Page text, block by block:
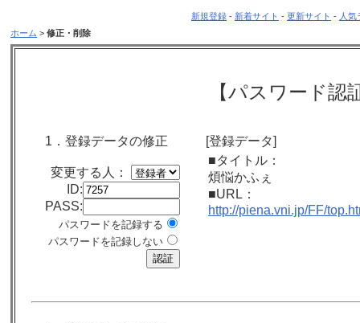
新規登録 - 新着サイト - 更新サイト - 人
ホーム > 修正・削除
【パスワード認
1．登録データの修正
変更する人：
ID:
PASS:
パスワードを記録する
パスワードを記録しない
[登録データ]
■タイトル：
煩悩かふぇ
■URL：
http://piena.vni.jp/FF/